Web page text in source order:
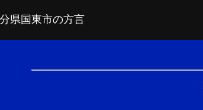
県国東市の方言